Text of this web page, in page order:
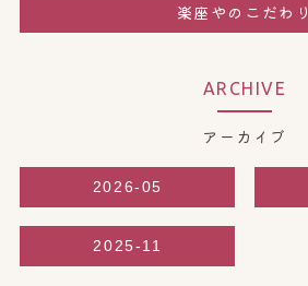
楽座やのこだわり
ARCHIVE
アーカイブ
2026-05
2025-11